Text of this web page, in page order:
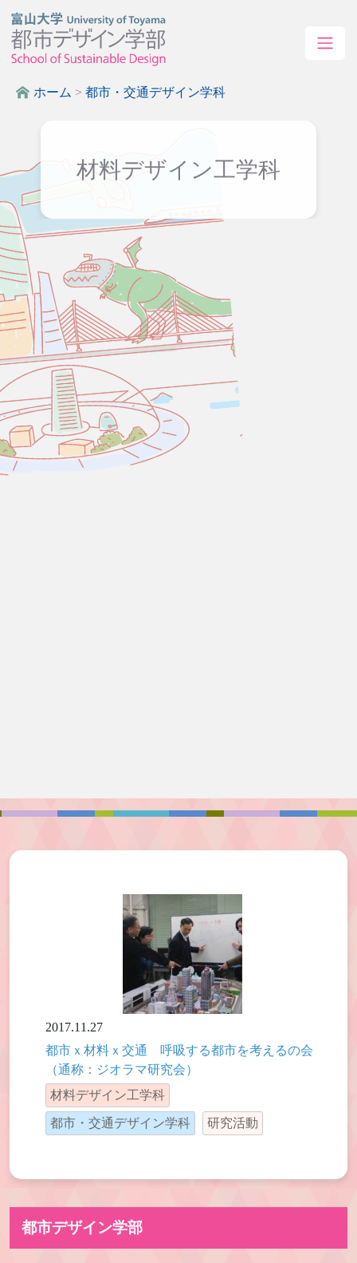
ホーム > 都市・交通デザイン学科
材料デザイン工学科
2017.11.27
都市ｘ材料ｘ交通 呼吸する都市を考えるの会
（通称：ジオラマ研究会）
材料デザイン工学科
都市・交通デザイン学科 研究活動
都市デザイン学部